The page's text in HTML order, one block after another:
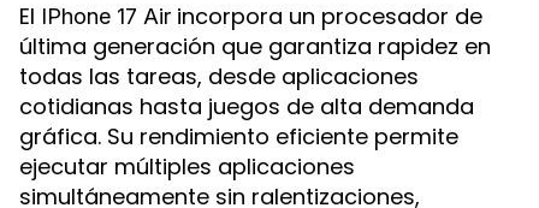
El IPhone 17 Air incorpora un procesador de
última generación que garantiza rapidez en
todas las tareas, desde aplicaciones
cotidianas hasta juegos de alta demanda
gráfica. Su rendimiento eficiente permite
ejecutar múltiples aplicaciones
simultáneamente sin ralentizaciones,